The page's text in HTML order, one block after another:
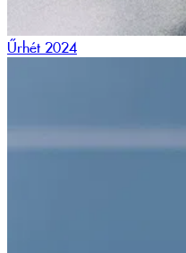
Űrhét 2024